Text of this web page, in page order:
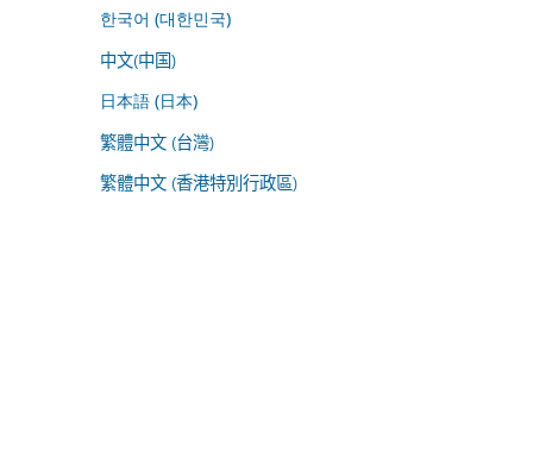
한국어 (대한민국)
中文(中国)
日本語 (日本)
繁體中文 (台灣)
繁體中文 (香港特別行政區)